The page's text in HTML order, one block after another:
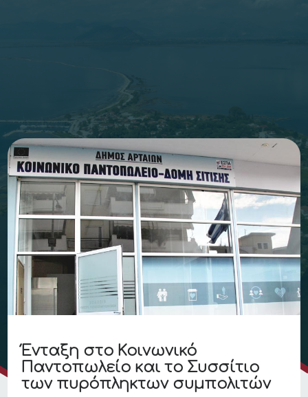
Ένταξη στο Κοινωνικό
Παντοπωλείο και το Συσσίτιο
των πυρόπληκτων συμπολιτών